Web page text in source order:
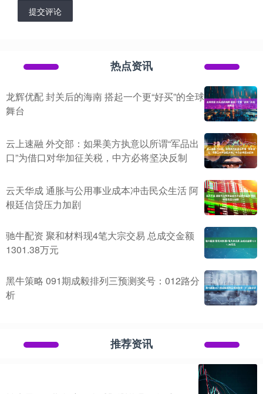
提交评论
热点资讯
龙辉优配 封关后的海南 搭起一个更“好买”的全球
舞台
云上速融 外交部：如果美方执意以所谓“军品出
口”为借口对华加征关税，中方必将坚决反制
云天华成 通胀与公用事业成本冲击民众生活 阿
根廷信贷压力加剧
驰牛配资 聚和材料现4笔大宗交易 总成交金额
1301.38万元
黑牛策略 091期成毅排列三预测奖号：012路分
析
推荐资讯